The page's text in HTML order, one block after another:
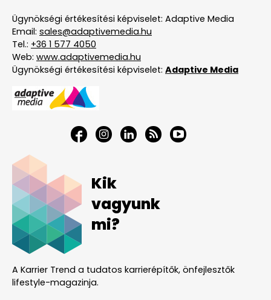
Ügynökségi értékesítési képviselet: Adaptive Media
Email: sales@adaptivemedia.hu
Tel.: +36 1 577 4050
Web: www.adaptivemedia.hu
Ügynökségi értékesítési képviselet: Adaptive Media
Kik
vagyunk
mi?
A Karrier Trend a tudatos karrierépítők, önfejlesztők
lifestyle-magazinja.